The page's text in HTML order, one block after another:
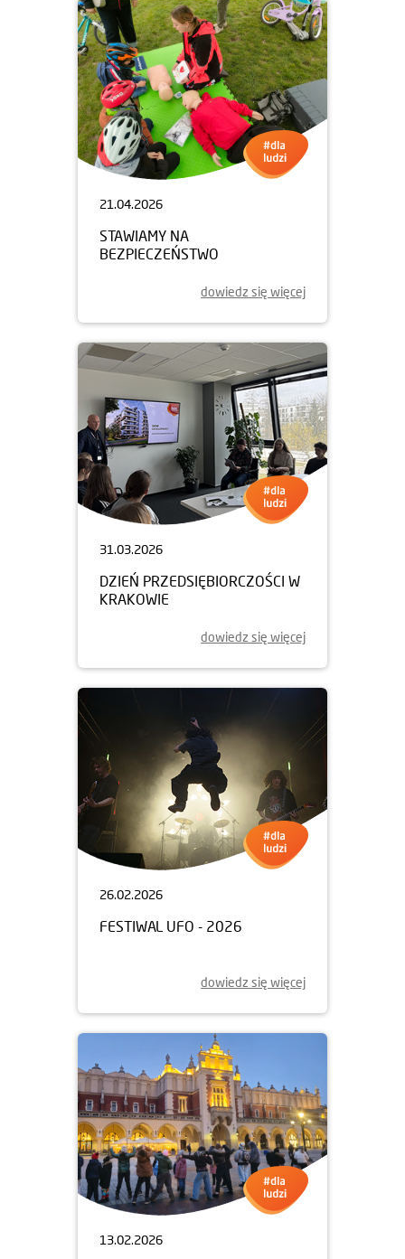
21.04.2026
STAWIAMY NA
BEZPIECZEŃSTWO
dowiedz się więcej
31.03.2026
DZIEŃ PRZEDSIĘBIORCZOŚCI W
KRAKOWIE
dowiedz się więcej
26.02.2026
FESTIWAL UFO - 2026
dowiedz się więcej
13.02.2026